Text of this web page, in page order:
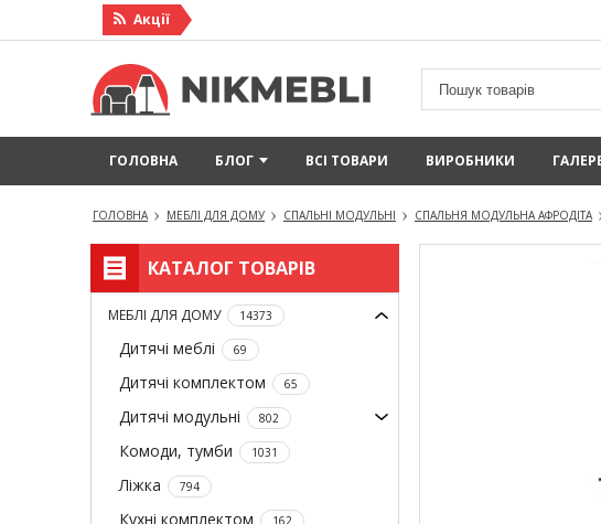
Акцiї
ГОЛОВНА БЛОГ ВСІ ТОВАРИ ВИРОБНИКИ
ГОЛОВНА МЕБЛІ ДЛЯ ДОМУ СПАЛЬНІ МОДУЛЬНІ СПАЛЬНЯ МОДУЛЬНА АФРОДІТА
КАТАЛОГ ТОВАРІВ
МЕБЛІ ДЛЯ ДОМУ 14373
Дитячі меблі 69
Дитячі комплектом 65
Дитячі модульні 802
Комоди, тумби 1031
Ліжка 794
Кухні комплектом 162